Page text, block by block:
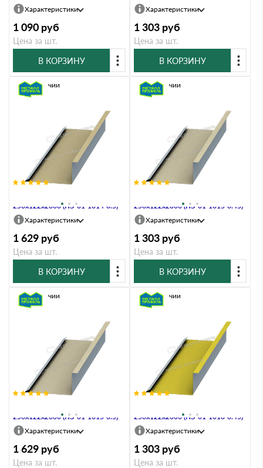
Характеристики
1 090 руб
Цена за шт.
В КОРЗИНУ
Характеристики
1 303 руб
Цена за шт.
В КОРЗИНУ
250х122х2000 (ПЭ-01-1014-0.5)
В наличии
Характеристики
1 629 руб
Цена за шт.
В КОРЗИНУ
250х122х2000 (ПЭ-01-1015-0.45)
В наличии
Характеристики
1 303 руб
Цена за шт.
В КОРЗИНУ
250х122х2000 (ПЭ-01-1015-0.5)
В наличии
Характеристики
1 629 руб
Цена за шт.
250х122х2000 (ПЭ-01-1018-0.45)
В наличии
Характеристики
1 303 руб
Цена за шт.